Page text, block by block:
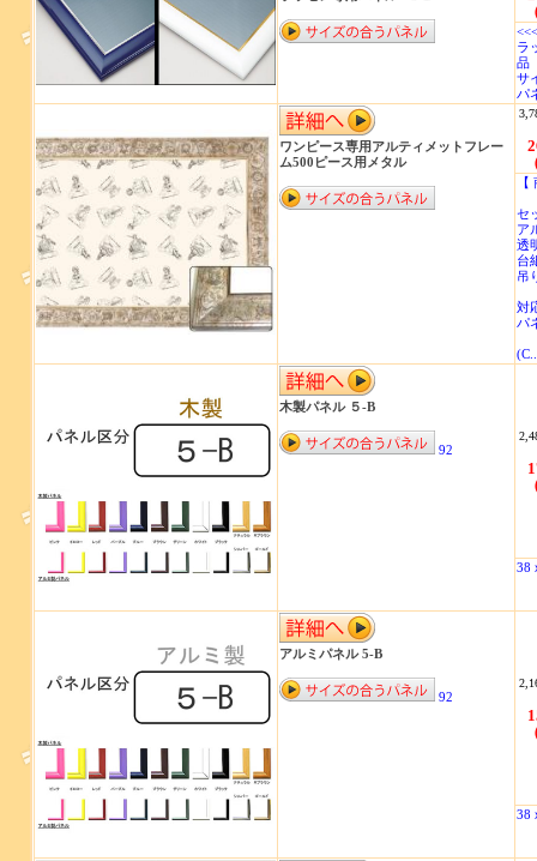
ラ
品
サ
パ
ワンピース専用アルティメットフレー
ム500ピース用メタル
セ
ア
透
台
吊
対
パ
木製パネル ５-B
92
38
アルミパネル 5-B
92
38